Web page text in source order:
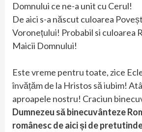
Domnului ce ne-a unit cu Cerul!
De aici s-a născut culoarea
Voronețului! Probabil si culoarea
Maicii Domnului!
Este vreme pentru toate, zice
învățăm de la Hristos să iubim!
aproapele nostru! Craciun
Dumnezeu să binecuvânteze
românesc de aici și de